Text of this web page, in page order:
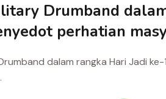
Drumband
perhatian
dalam rangka Hari Jadi